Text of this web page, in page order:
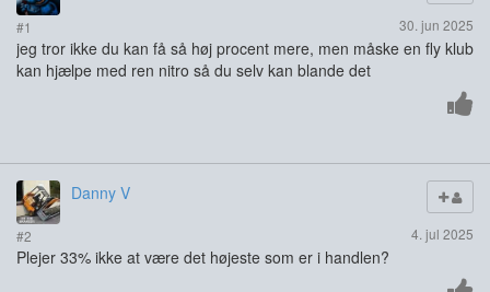
#1 30. jun 2025
jeg tror ikke du kan få så høj procent mere, men måske en fly klub
kan hjælpe med ren nitro så du selv kan blande det
Danny V
#2 4. jul 2025
Plejer 33% ikke at være det højeste som er i handlen?